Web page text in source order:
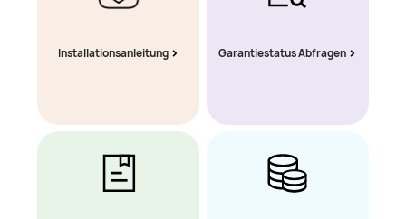
Installationsanleitung Garantiestatus Abfragen